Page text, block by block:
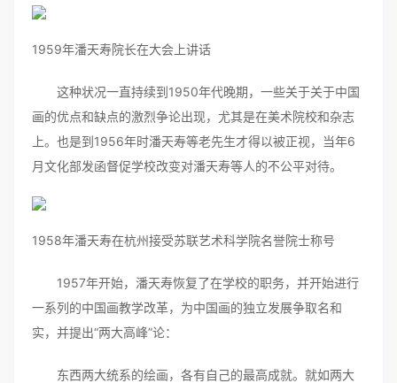
1959年潘天寿院长在大会上讲话
这种状况一直持续到1950年代晚期，一些关于关于中国
画的优点和缺点的激烈争论出现，尤其是在美术院校和杂志
上。也是到1956年时潘天寿等老先生才得以被正视，当年6
月文化部发函督促学校改变对潘天寿等人的不公平对待。
1958年潘天寿在杭州接受苏联艺术科学院名誉院士称号
1957年开始，潘天寿恢复了在学校的职务，并开始进行
一系列的中国画教学改革，为中国画的独立发展争取名和
实，并提出“两大高峰”论：
东西两大统系的绘画，各有自己的最高成就。就如两大